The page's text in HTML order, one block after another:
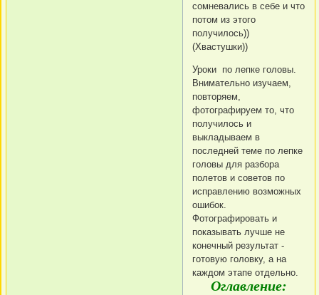
сомневались в себе и что
потом из этого
получилось))
(Хвастушки))
Уроки по лепке головы.
Внимательно изучаем,
повторяем,
фотографируем то, что
получилось и
выкладываем в
последней теме по лепке
головы для разбора
полетов и советов по
исправлению возможных
ошибок.
Фотографировать и
показывать лучше не
конечный результат -
готовую головку, а на
каждом этапе отдельно.
Оглавление: